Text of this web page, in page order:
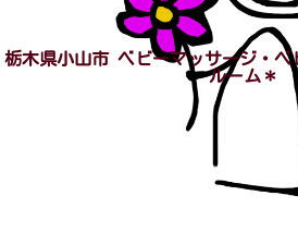
栃木県小山市 ベビーマッサージ・ベ
ルーム＊